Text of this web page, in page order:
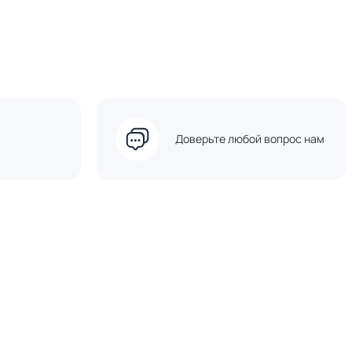
Доверьте любой вопрос нам